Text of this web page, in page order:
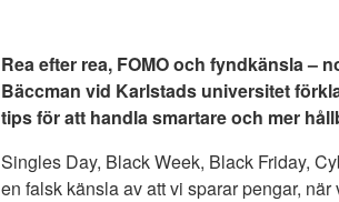
Rea efter rea, FOMO och fyndkänsla –
Bäccman vid Karlstads universitet
tips för att handla smartare och mer
Singles Day, Black Week, Black Friday,
en falsk känsla av att vi sparar pengar,